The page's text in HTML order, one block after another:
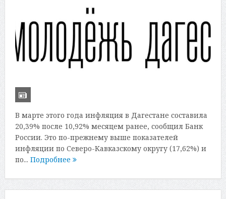
В марте этого года инфляция в Дагестане составила
20,39% после 10,92% месяцем ранее, сообщил Банк
России. Это по-прежнему выше показателей
инфляции по Северо-Кавказскому округу (17,62%) и
по... Подробнее